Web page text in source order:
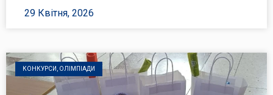
29 Квітня, 2026
КОНКУРСИ, ОЛІМПІАДИ